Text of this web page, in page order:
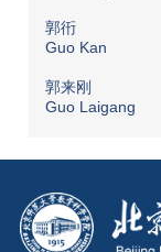
郭衎
Guo Kan
郭来刚
Guo Laigang